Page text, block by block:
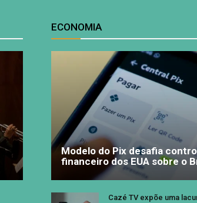
ECONOMIA
Modelo do Pix desafia
financeiro dos EUA sobre o
Cazé TV expõe uma